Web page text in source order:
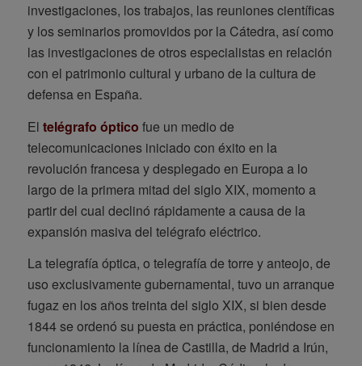
investigaciones, los trabajos, las reuniones científicas
y los seminarios promovidos por la Cátedra, así como
las investigaciones de otros especialistas en relación
con el patrimonio cultural y urbano de la cultura de
defensa en España.
El telégrafo óptico fue un medio de
telecomunicaciones iniciado con éxito en la
revolución francesa y desplegado en Europa a lo
largo de la primera mitad del siglo XIX, momento a
partir del cual declinó rápidamente a causa de la
expansión masiva del telégrafo eléctrico.
La telegrafía óptica, o telegrafía de torre y anteojo, de
uso exclusivamente gubernamental, tuvo un arranque
fugaz en los años treinta del siglo XIX, si bien desde
1844 se ordenó su puesta en práctica, poniéndose en
funcionamiento la línea de Castilla, de Madrid a Irún,